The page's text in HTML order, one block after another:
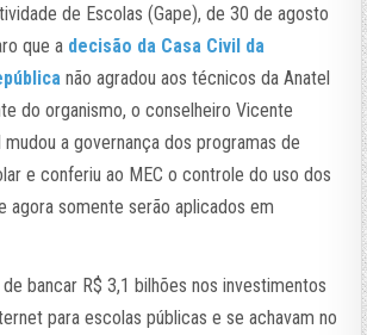
de Escolas (Gape), de 30 de agosto
que a decisão da Casa Civil da
não agradou aos técnicos da Anatel
do organismo, o conselheiro Vicente
mudou a governança dos programas de
e conferiu ao MEC o controle do uso dos
agora somente serão aplicados em
bancar R$ 3,1 bilhões nos investimentos
para escolas públicas e se achavam no